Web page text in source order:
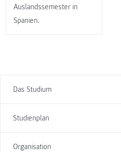
Das Studium
Studienplan
Organisation
Auslandssemester in
Spanien.